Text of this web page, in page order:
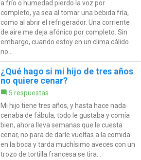
a frío o humedad pierdo la voz por
completo, ya sea al tomar una bebida fría,
como al abrir el refrigerador. Una corriente
de aire me deja afónico por completo. Sin
embargo, cuando estoy en un clima cálido
no...
¿Qué hago si mi hijo de tres años
no quiere cenar?
5 respuestas
Mi hijo tiene tres años, y hasta hace nada
cenaba de fábula, todo le gustaba y comía
bien, ahora lleva semanas que le cuesta
cenar, no para de darle vueltas a la comida
en la boca y tarda muchísimo aveces con un
trozo de tortilla francesa se tira...